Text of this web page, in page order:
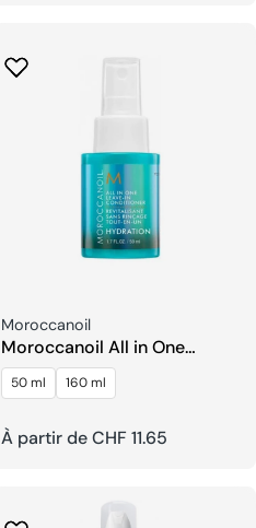
Fournisseur:
Moroccanoil
Moroccanoil All in One
Leave-In Après-shampoing
50 ml 160 ml
Prix
À partir de CHF 11.65